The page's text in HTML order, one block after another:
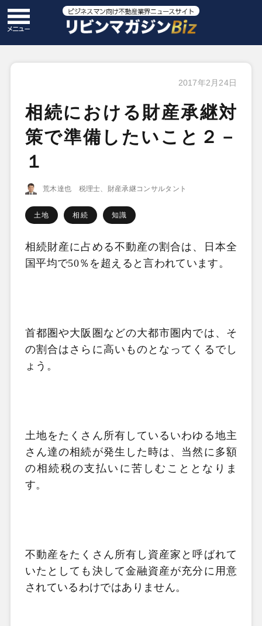
2017年2月24日
相続における財産承継対
策で準備したいこと２－
１
荒木達也 税理士、財産承継コンサルタント
土地 相続 知識
相続財産に占める不動産の割合は、日本全
国平均で50％を超えると言われています。
首都圏や大阪圏などの大都市圏内では、そ
の割合はさらに高いものとなってくるでし
ょう。
土地をたくさん所有しているいわゆる地主
さん達の相続が発生した時は、当然に多額
の相続税の支払いに苦しむこととなりま
す。
不動産をたくさん所有し資産家と呼ばれて
いたとしても決して金融資産が充分に用意
されているわけではありません。